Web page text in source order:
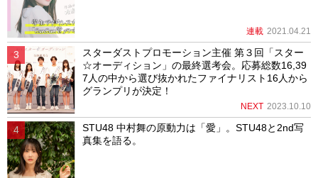
連載 2021.04.21
スターダストプロモーション主催 第３回「スター
☆オーディション」の最終選考会。応募総数16,39
7人の中から選び抜かれたファイナリスト16人から
グランプリが決定！
NEXT 2023.10.10
STU48 中村舞の原動力は「愛」。STU48と2nd写
真集を語る。